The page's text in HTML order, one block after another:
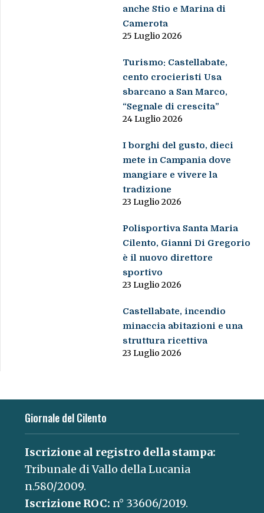
anche Stio e Marina di
Camerota
25 Luglio 2026
Turismo: Castellabate,
cento crocieristi Usa
sbarcano a San Marco,
“Segnale di crescita”
24 Luglio 2026
I borghi del gusto, dieci
mete in Campania dove
mangiare e vivere la
tradizione
23 Luglio 2026
Polisportiva Santa Maria
Cilento, Gianni Di Gregorio
è il nuovo direttore
sportivo
23 Luglio 2026
Castellabate, incendio
minaccia abitazioni e una
struttura ricettiva
23 Luglio 2026
Giornale del Cilento
Iscrizione al registro della stampa:
Tribunale di Vallo della Lucania
n.580/2009.
Iscrizione ROC: n° 33606/2019.